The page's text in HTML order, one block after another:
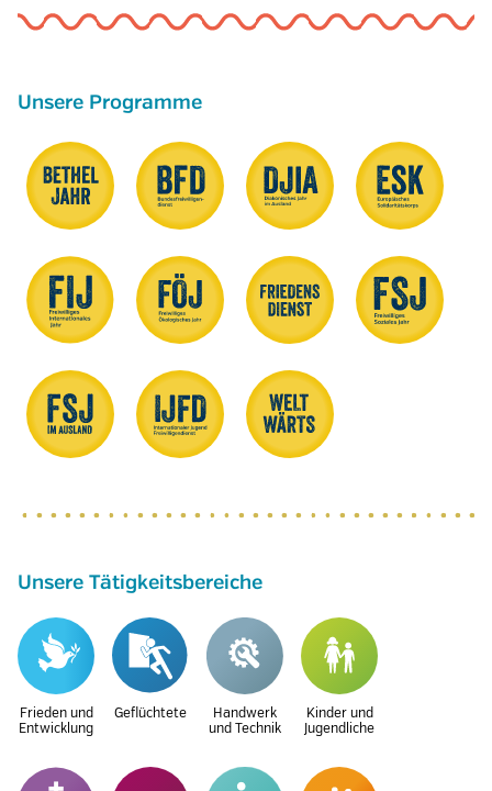
Unsere Programme
Unsere Tätigkeitsbereiche
Frieden und
Entwicklung
Geflüchtete
Handwerk
und Technik
Kinder und
Jugendliche